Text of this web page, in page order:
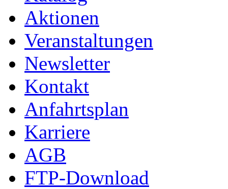
Aktionen
Veranstaltungen
Newsletter
Kontakt
Anfahrtsplan
Karriere
AGB
FTP-Download